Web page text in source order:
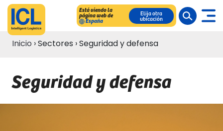
Está viendo la
página web de
España
Elija otra
ubicación
Inicio ›Sectores ›Seguridad y defensa
Seguridad y defensa